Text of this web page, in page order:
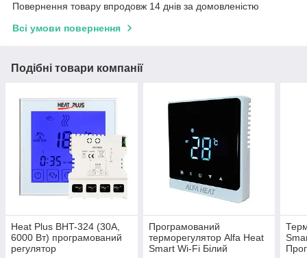
Повернення товару впродовж 14 днів за домовленістю
Всі умови повернення
Подібні товари компанії
Heat Plus BHT-324 (30А,
6000 Вт) програмований
регулятор
Програмований
терморегулятор Alfa Heat
Smart Wi-Fi Білий